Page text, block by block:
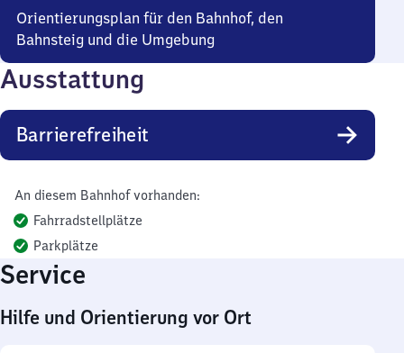
Orientierungsplan für den Bahnhof, den
Bahnsteig und die Umgebung
Ausstattung
Barrierefreiheit
An diesem Bahnhof vorhanden:
Fahrradstellplätze
Parkplätze
Service
Hilfe und Orientierung vor Ort